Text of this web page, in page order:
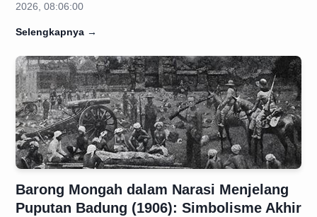
2026, 08:06:00
Selengkapnya →
Barong Mongah dalam Narasi Menjelang
Puputan Badung (1906): Simbolisme Akhir